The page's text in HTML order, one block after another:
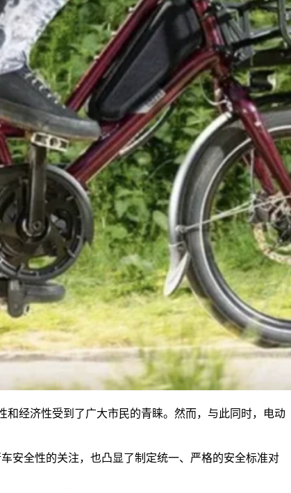
经济性受到了广大市民的青睐。然而，与此同时，电动
安全性的关注，也凸显了制定统一、严格的安全标准对